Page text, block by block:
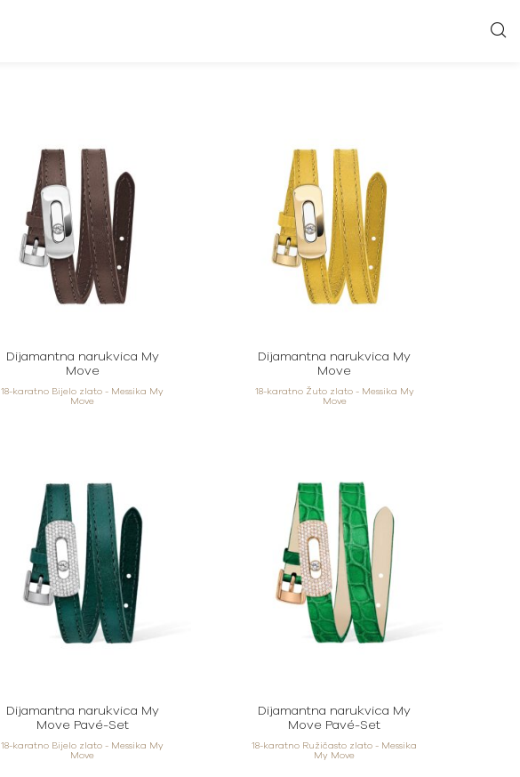
Dijamantna narukvica My
Move
18-karatno Bijelo zlato - Messika My
Move
Dijamantna narukvica My
Move
18-karatno Žuto zlato - Messika My
Move
Dijamantna narukvica My
Move Pavé-Set
18-karatno Bijelo zlato - Messika My
Move
Dijamantna narukvica My
Move Pavé-Set
18-karatno Ružičasto zlato - Messika
My Move